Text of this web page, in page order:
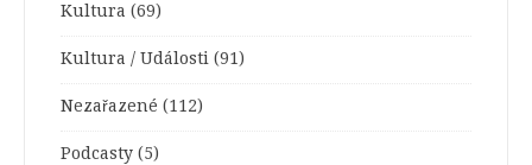
Kultura (69)
Kultura / Události (91)
Nezařazené (112)
Podcasty (5)